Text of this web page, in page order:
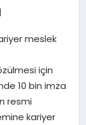
meslek
için
10 bin imza
resmi
kariyer